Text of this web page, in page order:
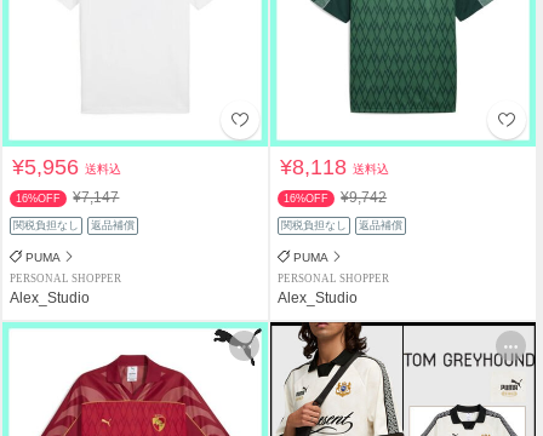
¥5,956送料込
16%OFF ¥7,147
関税負担なし 返品補償
PUMA
PERSONAL SHOPPER
Alex_Studio
¥8,118送料込
16%OFF ¥9,742
関税負担なし 返品補償
PUMA
PERSONAL SHOPPER
Alex_Studio